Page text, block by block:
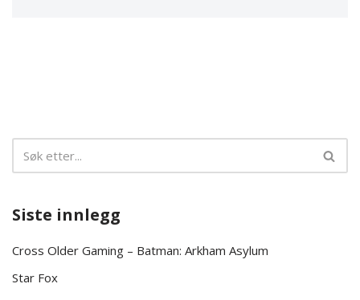
Siste innlegg
Cross Older Gaming – Batman: Arkham Asylum
Star Fox